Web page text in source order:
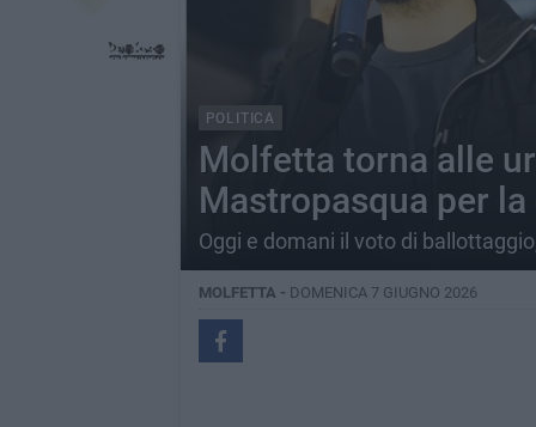
POLITICA
Molfetta torna alle
Mastropasqua per
Oggi e domani il voto di
MOLFETTA - DOMENICA 7 GIUGNO 2026